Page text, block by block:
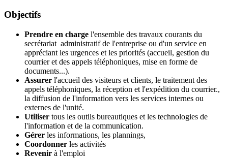
Objectifs
Prendre en charge l'ensemble des travaux courants du
secrétariat administratif de l'entreprise ou d'un service en
appréciant les urgences et les priorités (accueil, gestion du
courrier et des appels téléphoniques, mise en forme de
documents...).
Assurer l'accueil des visiteurs et clients, le traitement des
appels téléphoniques, la réception et l'expédition du courrier.,
la diffusion de l'information vers les services internes ou
externes de l'unité.
Utiliser tous les outils bureautiques et les technologies de
l'information et de la communication.
Gérer les informations, les plannings,
Coordonner les activités
Revenir à l'emploi